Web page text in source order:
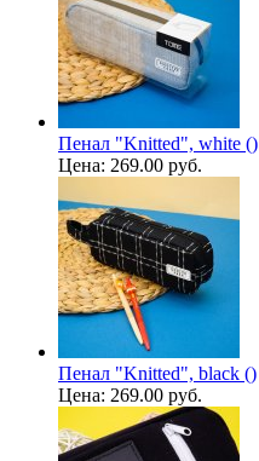
Пенал "Knitted", white ()
Цена: 269.00 руб.
Пенал "Knitted", black ()
Цена: 269.00 руб.